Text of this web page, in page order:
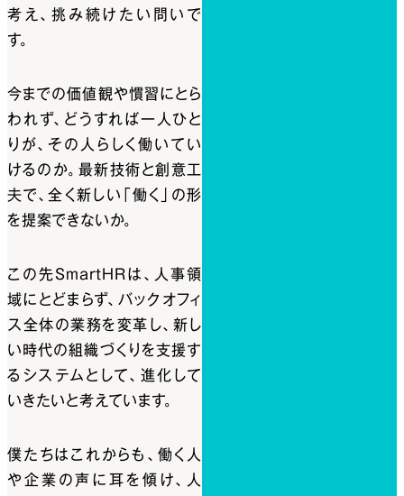
考え、挑み続けたい問いで
す。
今までの価値観や慣習にとら
われず、どうすれば一人ひと
りが、その人らしく働いてい
けるのか。最新技術と創意工
夫で、全く新しい「働く」の形
を提案できないか。
この先SmartHRは、人事領
域にとどまらず、バックオフィ
ス全体の業務を変革し、新し
い時代の組織づくりを支援す
るシステムとして、進化して
いきたいと考えています。
僕たちはこれからも、働く人
や企業の声に耳を傾け、人